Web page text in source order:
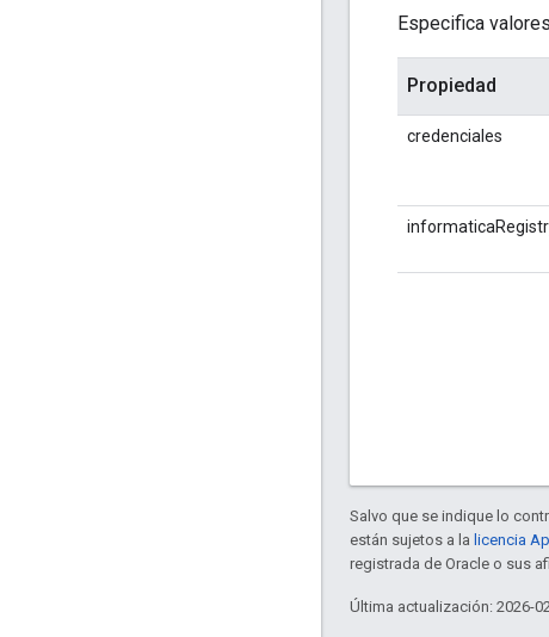
Especifica
Propiedad
credenciales
Salvo que se indique lo
están sujetos a la licencia
registrada de Oracle o sus
Última actualización: 2026-